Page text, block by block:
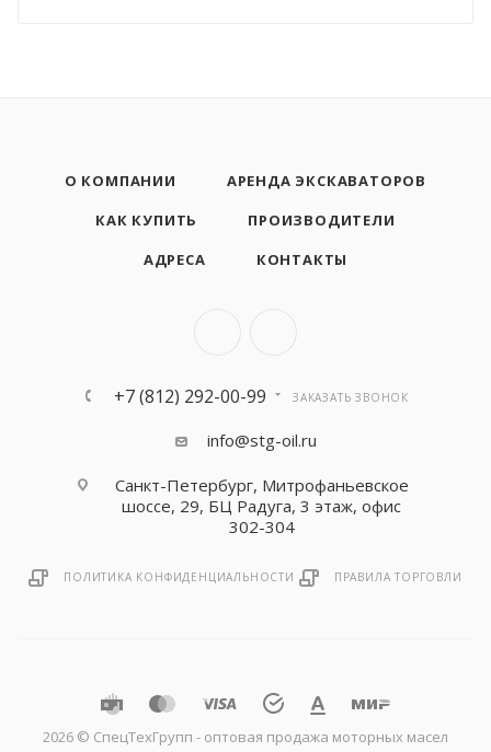
О КОМПАНИИ
АРЕНДА ЭКСКАВАТОРОВ
КАК КУПИТЬ
ПРОИЗВОДИТЕЛИ
АДРЕСА
КОНТАКТЫ
+7 (812) 292-00-99 ЗАКАЗАТЬ ЗВОНОК
info@stg-oil.ru
Санкт-Петербург, Митрофаньевское
шоссе, 29, БЦ Радуга, 3 этаж, офис
302-304
ПОЛИТИКА КОНФИДЕНЦИАЛЬНОСТИ ПРАВИЛА ТОРГОВЛИ
2026 © CпецТехГрупп - оптовая продажа моторных масел